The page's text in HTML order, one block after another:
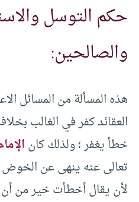
حكم التوسل
والصالحين:
هذه المسألة من المسائل
العقائد كفر في الغالب
خطأ يغفر ؛ ولذلك كان
تعالى عنه ينهى عن الخوض
لأن يقال أخطأت خير من